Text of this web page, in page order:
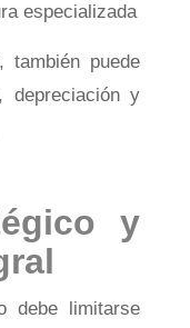
especializada
también puede
depreciación y
y
debe limitarse